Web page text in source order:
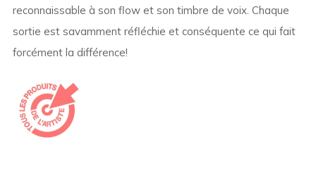
reconnaissable à son flow et son timbre de voix. Chaque
sortie est savamment réfléchie et conséquente ce qui fait
forcément la différence!